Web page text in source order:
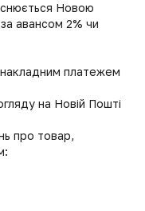
Новою
авансом 2% чи
накладним платежем
на Новій Пошті
про товар,